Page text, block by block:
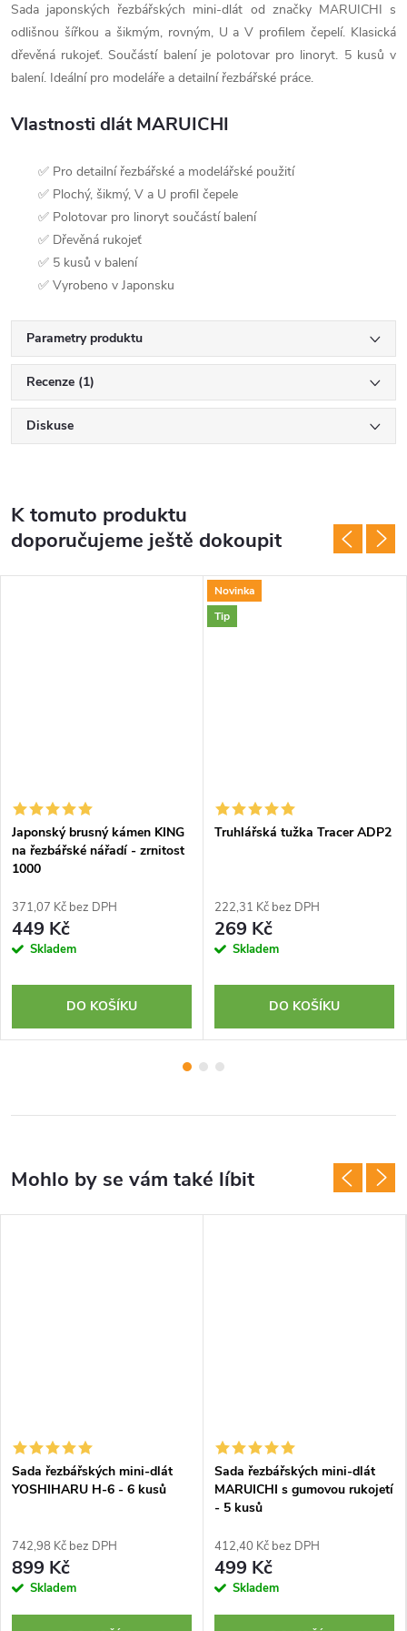
Sada japonských řezbářských mini-dlát od značky MARUICHI s
odlišnou šířkou a šikmým, rovným, U a V profilem čepelí. Klasická
dřevěná rukojeť. Součástí balení je polotovar pro linoryt. 5 kusů v
balení. Ideální pro modeláře a detailní řezbářské práce.
Vlastnosti dlát MARUICHI
✅ Pro detailní řezbářské a modelářské použití
✅ Plochý, šikmý, V a U profil čepele
✅ Polotovar pro linoryt součástí balení
✅ Dřevěná rukojeť
✅ 5 kusů v balení
✅ Vyrobeno v Japonsku
Parametry produktu
Recenze (1)
Diskuse
K tomuto produktu
doporučujeme ještě dokoupit
Japonský brusný kámen KING
na řezbářské nářadí - zrnitost
1000
371,07 Kč bez DPH
449 Kč
Skladem
DO KOŠÍKU
Novinka
Tip
Truhlářská tužka Tracer ADP2
222,31 Kč bez DPH
269 Kč
Skladem
DO KOŠÍKU
Sada řezbářských mini-dlát
YOSHIHARU H-6 - 6 kusů
742,98 Kč bez DPH
899 Kč
Skladem
Sada řezbářských mini-dlát
MARUICHI s gumovou rukojetí
- 5 kusů
412,40 Kč bez DPH
499 Kč
Skladem